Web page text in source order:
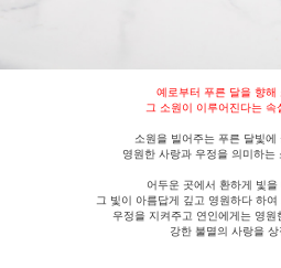
예로부터 푸른 달을 향해
그 소원이 이루어진다는 속
소원을 빌어주는 푸른 달빛에
영원한 사랑과 우정을 의미하는
어두운 곳에서 환하게 빛을
그 빛이 아름답게 깊고 영원하다 하
우정을 지켜주고 연인에게는 영원
강한 불멸의 사랑을 상